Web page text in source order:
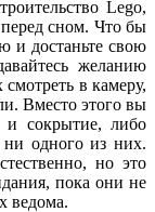
Lego,
перед сном. Что бы
и достаньте свою
желанию
в камеру,
Вместо этого вы
и сокрытие, либо
ни одного из них.
но это
пока они не
ведома.